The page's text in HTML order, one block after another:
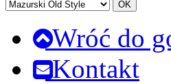
Wróć do
Kontakt